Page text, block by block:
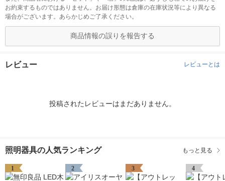
お約束するものではありません。お届け形態は倉庫の在庫状況等により異なる
場合がございます。あらかじめご了承ください。
商品情報の誤りを報告する
レビュー レビューとは
投稿されたレビューはまだありません。
照明器具の人気ランキング もっと見る
1 2 3 4